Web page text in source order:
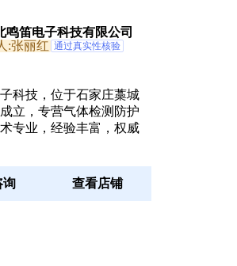
鸣笛电子科技有限公司
:张丽红 通过真实性核验
科技，位于石家庄藁城
立，专营气体检测防护
专业，经验丰富，权威
询 查看店铺